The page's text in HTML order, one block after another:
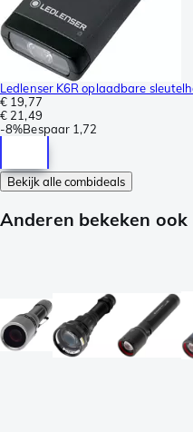
Ledlenser K6R oplaadbare
€ 19,77
€ 21,49
-8%Bespaar 1,72
Bekijk alle combideals
Anderen bekeken ook